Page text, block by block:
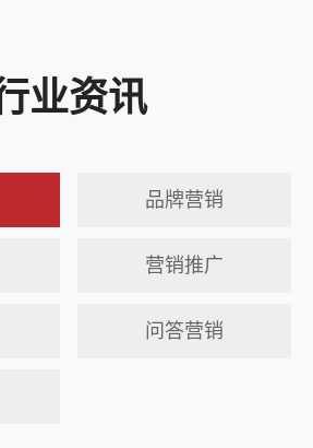
业资讯
品牌营销
营销推广
问答营销